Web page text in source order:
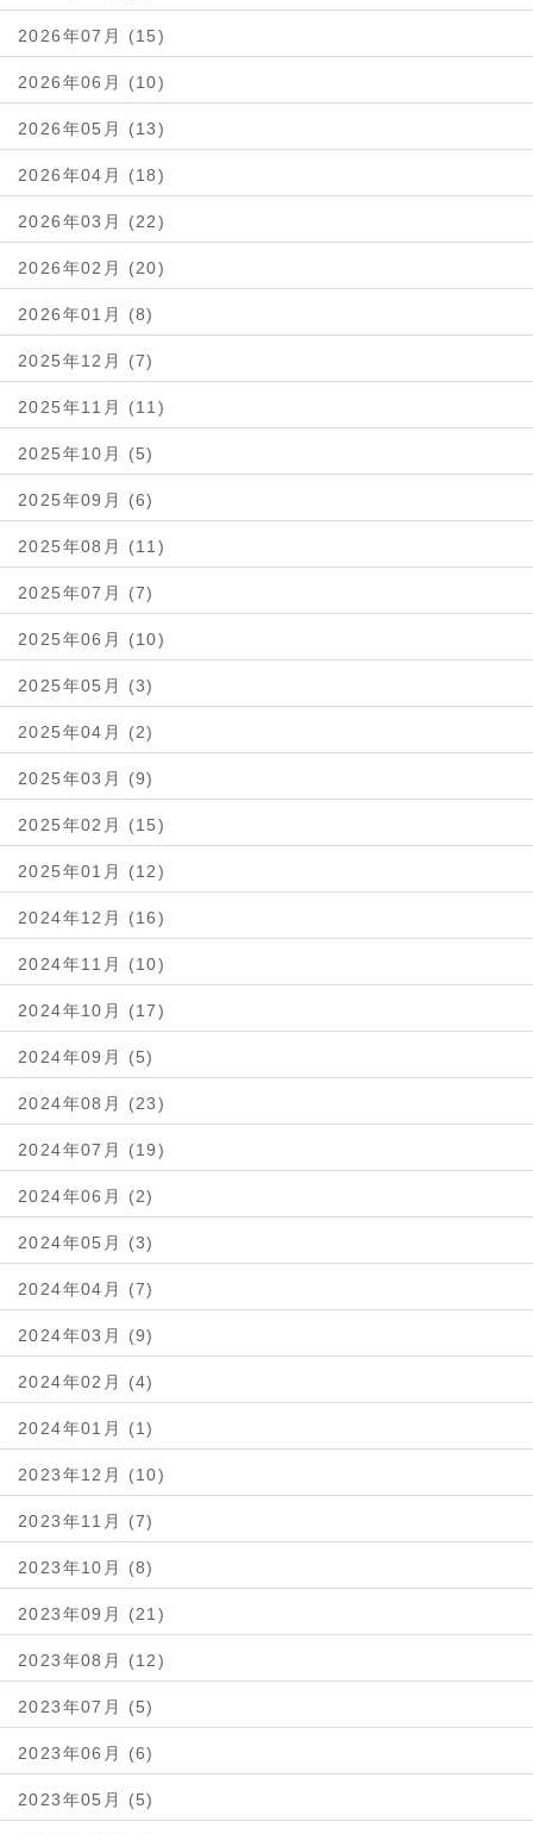
2026年07月 (15)
2026年06月 (10)
2026年05月 (13)
2026年04月 (18)
2026年03月 (22)
2026年02月 (20)
2026年01月 (8)
2025年12月 (7)
2025年11月 (11)
2025年10月 (5)
2025年09月 (6)
2025年08月 (11)
2025年07月 (7)
2025年06月 (10)
2025年05月 (3)
2025年04月 (2)
2025年03月 (9)
2025年02月 (15)
2025年01月 (12)
2024年12月 (16)
2024年11月 (10)
2024年10月 (17)
2024年09月 (5)
2024年08月 (23)
2024年07月 (19)
2024年06月 (2)
2024年05月 (3)
2024年04月 (7)
2024年03月 (9)
2024年02月 (4)
2024年01月 (1)
2023年12月 (10)
2023年11月 (7)
2023年10月 (8)
2023年09月 (21)
2023年08月 (12)
2023年07月 (5)
2023年06月 (6)
2023年05月 (5)